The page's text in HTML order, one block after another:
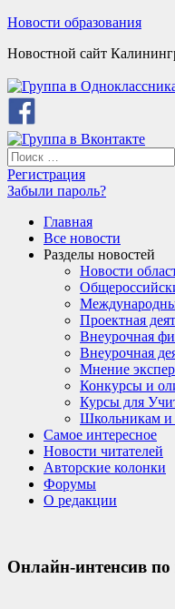
Skip
content
Новости образования
Новостной сайт
Search
for:
Регистрация
Забыли пароль?
Главная
Все новости
Разделы новостей
Новости
Проектная
Внеурочная
Внеурочная
Мнение
Конкурсы и
Курсы для
Школьникам и
Самое интересное
Новости читателей
Авторские колонки
Форумы
О редакции
Онлайн-интенсив по